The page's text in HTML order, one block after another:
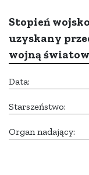
Stopień
uzyskany
wojną
Data:
Starszeństwo:
Organ nadający: